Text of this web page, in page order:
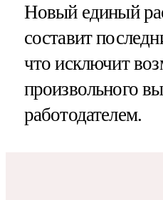
Новый единый
составит
что исключит
произвольного
работодателем.